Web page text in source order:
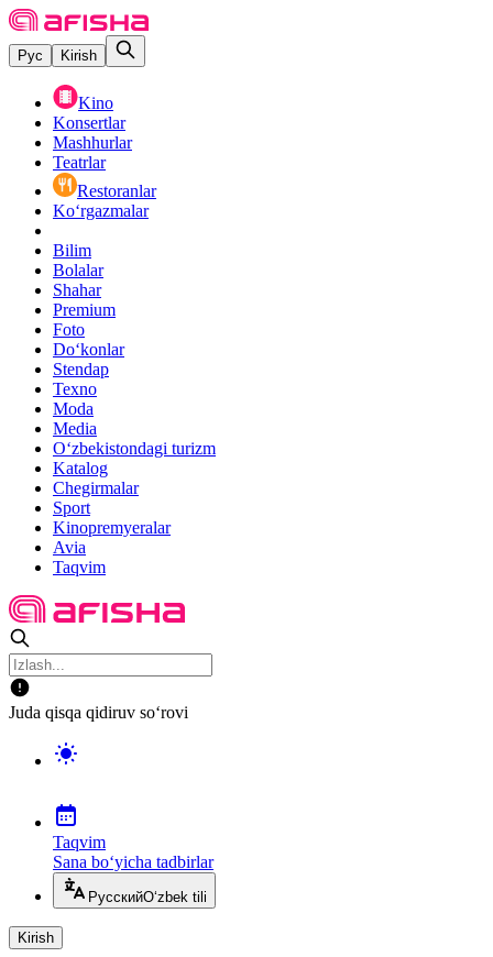
Рус Kirish
Kino
Konsertlar
Mashhurlar
Teatrlar
Restoranlar
Ko‘rgazmalar
Bilim
Bolalar
Shahar
Premium
Foto
Do‘konlar
Stendap
Texno
Moda
Media
O‘zbekistondagi turizm
Katalog
Chegirmalar
Sport
Kinopremyeralar
Avia
Taqvim
Juda qisqa qidiruv so‘rovi
Taqvim
Sana bo‘yicha tadbirlar
РусскийO‘zbek tili
Kirish